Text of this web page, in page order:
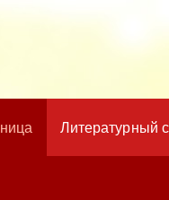
Литературный